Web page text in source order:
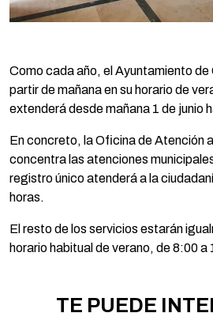
Como cada año, el Ayuntamiento
partir de mañana en su horario de
extenderá desde mañana 1 de junio
En concreto, la Oficina de Atención
concentra las atenciones
registro único atenderá a la
horas.
El resto de los servicios estarán
horario habitual de verano, de 8:00 a
TE PUEDE